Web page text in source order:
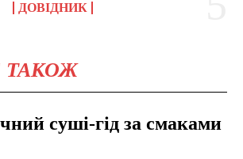
ДОВІДНИК
ТАКОЖ
суші-гід за смаками